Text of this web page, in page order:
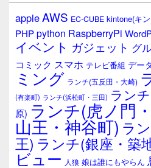
ウ
ィ
ジ
ェ
ア
appleAWS EC-CUBE kintone(キ
PHPpython RaspberryPi
イベント ガジェット グ
コミック スマホ テレビ番組 デー
ミング ランチ(五反田・大崎)
(有楽町) ランチ(浜松町・三田) ラン
原) ランチ(虎ノ門
山王・神谷町) ラ
王) ランチ(銀座・築
ビュー 人狼 娘は誰にもやらん